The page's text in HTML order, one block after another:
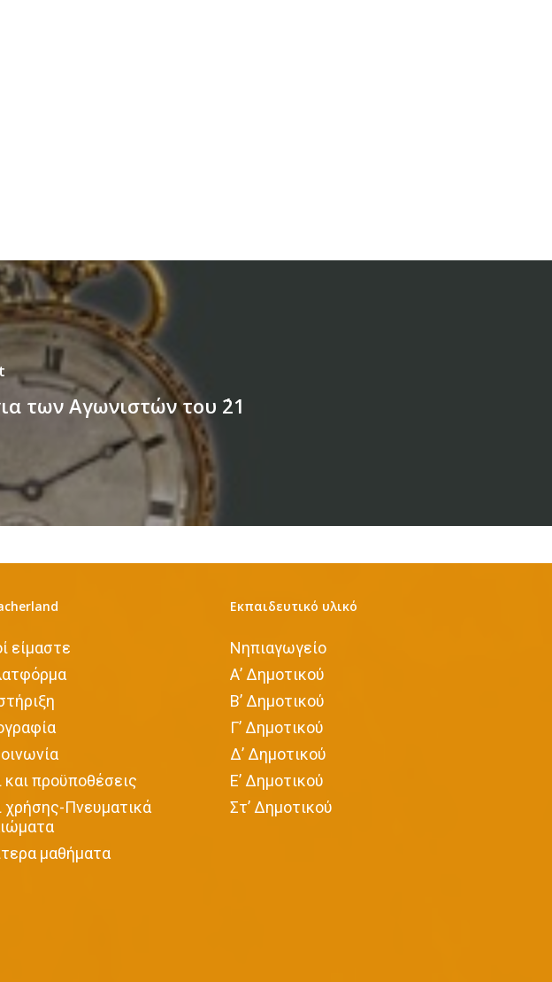
των Αγωνιστών του ΄21
είμαστε
και προϋποθέσεις
χρήσης-Πνευματικά
μαθήματα
Εκπαιδευτικό υλικό
Νηπιαγωγείο
Α’ Δημοτικού
Β’ Δημοτικού
Γ’ Δημοτικού
Δ’ Δημοτικού
Ε’ Δημοτικού
Στ’ Δημοτικού